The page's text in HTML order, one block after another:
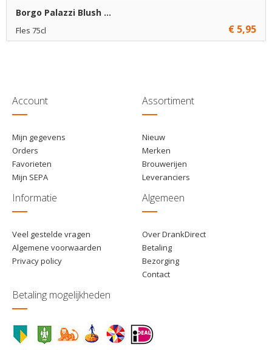
Borgo Palazzi Blush ...
Fles 75cl € 5,95
Account
Mijn gegevens
Orders
Favorieten
Mijn SEPA
Assortiment
Nieuw
Merken
Brouwerijen
Leveranciers
Informatie
Veel gestelde vragen
Algemene voorwaarden
Privacy policy
Algemeen
Over DrankDirect
Betaling
Bezorging
Contact
Betaling mogelijkheden